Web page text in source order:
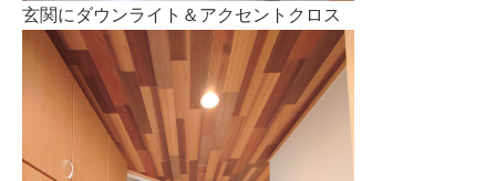
玄関にダウンライト＆アクセントクロス